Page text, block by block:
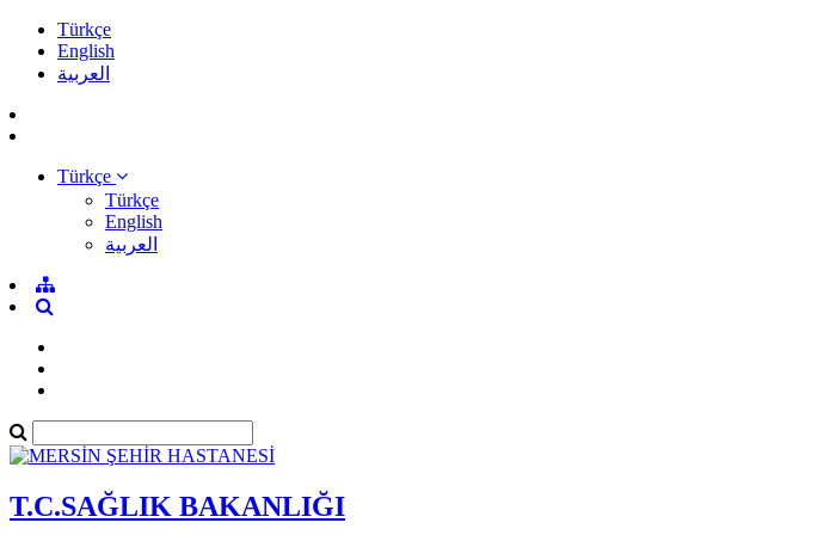
Türkçe
English
العربية
Türkçe
Türkçe
English
العربية
T.C.SAĞLIK BAKANLIĞI